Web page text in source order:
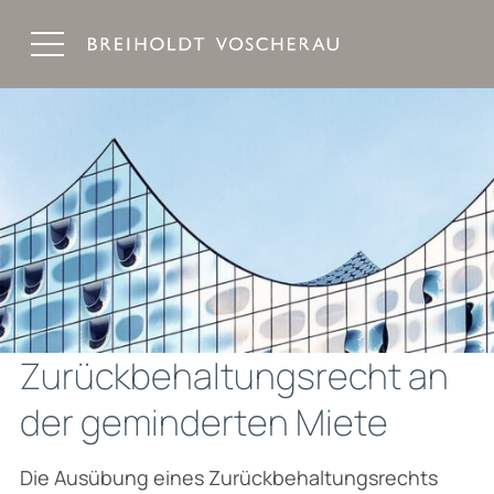
Zurückbehaltungsrecht an
der geminderten Miete
Die Ausübung eines Zurückbehaltungsrechts